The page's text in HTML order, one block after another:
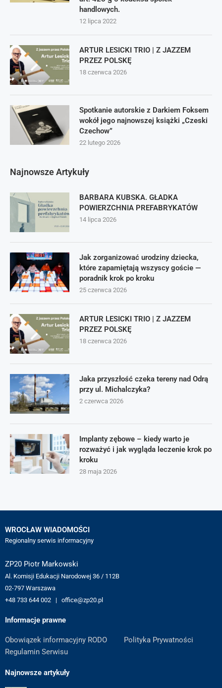
handlowych.
12 lipca 2022
ARTUR LESICKI TRIO | Z JAZZEM
PRZEZ POLSKĘ
18 czerwca 2026
Spotkanie autorskie z Darkiem Foksem
wokół jego najnowszej książki „Czeski
Czechow”
22 lutego 2026
Najnowsze Artykuły
BARBARA KUBSKA. GŁADKA
POWIERZCHNIA PREFABRYKATÓW
14 lipca 2026
Jak zorganizować urodziny dziecka,
które zapamiętają wszyscy goście —
poradnik krok po kroku
25 czerwca 2026
ARTUR LESICKI TRIO | Z JAZZEM
PRZEZ POLSKĘ
18 czerwca 2026
Jaka przyszłość czeka tereny nad Odrą
przy ul. Michalczyka?
2 czerwca 2026
Implanty zębowe – kiedy warto je
rozważyć i jak wygląda leczenie krok po
kroku
28 maja 2026
WROCŁAW WIADOMOŚCI
Regionalny serwis informacyjny
ZP20 Piotr Markowski
Al. Komisji Edukacji Narodowej 36 / 112B
02-797 Warszawa
+48 733 644 002 | office@zp20.pl
Informacje prawne
Obowiązek informacyjny RODO
Polityka Prywatności
Regulamin Serwisu
Najnowsze artykuły